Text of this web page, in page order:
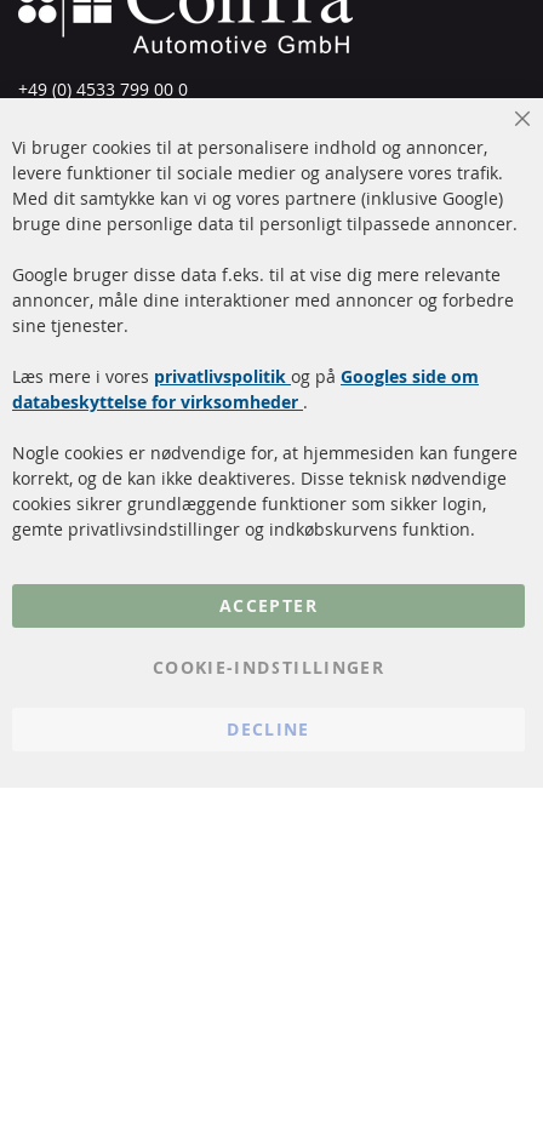
+49 (0) 4533 799 00 0
info@contra-automotive.de
www.contra-automotive.de
Facebook
Instagram
Hurtige links
Dieselpartikelfilter (DPF)
rengøring
Katalysator (KAT)
Sensorer
FAQ
Kundeservice
Betalingsmetoder
Kontakt
Vi bruger cookies til at personalisere indhold og annoncer,
levere funktioner til sociale medier og analysere vores trafik.
Med dit samtykke kan vi og vores partnere (inklusive Google)
bruge dine personlige data til personligt tilpassede annoncer.
Google bruger disse data f.eks. til at vise dig mere relevante
annoncer, måle dine interaktioner med annoncer og forbedre
sine tjenester.
Læs mere i vores privatlivspolitik og på Googles side om
databeskyttelse for virksomheder .
Nogle cookies er nødvendige for, at hjemmesiden kan fungere
korrekt, og de kan ikke deaktiveres. Disse teknisk nødvendige
cookies sikrer grundlæggende funktioner som sikker login,
gemte privatlivsindstillinger og indkøbskurvens funktion.
ACCEPTER
COOKIE-INDSTILLINGER
DECLINE